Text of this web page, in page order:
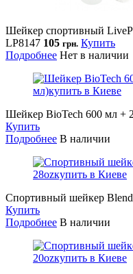
Шейкер спортивный
LP8147 105 грн. Купить
Подробнее Нет в наличии
Шейкер BioTech 600 мл +
Купить
Подробнее В наличии
Спортивный шейкер
Купить
Подробнее В наличии